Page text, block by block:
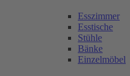
Esszimmer
Esstische
Stühle
Bänke
Einzelmöbel